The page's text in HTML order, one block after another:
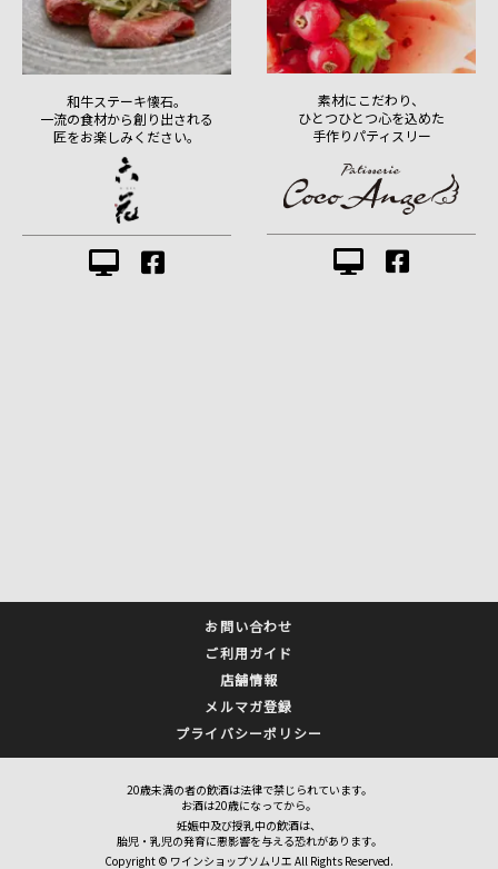
和牛ステーキ懐石。
一流の食材から創り出される
匠をお楽しみください。
素材にこだわり、
ひとつひとつ心を込めた
手作りパティスリー
お問い合わせ
ご利用ガイド
店舗情報
メルマガ登録
プライバシーポリシー
20歳未満の者の飲酒は法律で禁じられています。
お酒は20歳になってから。
妊娠中及び授乳中の飲酒は、
胎児・乳児の発育に悪影響を与える恐れがあります。
Copyright © ワインショップソムリエ All Rights Reserved.